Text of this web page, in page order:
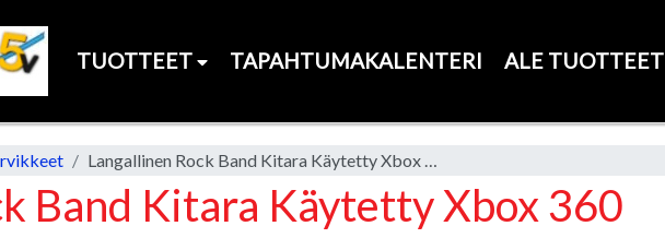
TUOTTEET TAPAHTUMAKALENTERI ALE TUOTTEET
Langallinen Rock Band Kitara Käytetty Xbox 360
Band Kitara Käytetty Xbox 360